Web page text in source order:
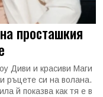
просташкия
Диви и красиви Маги
ръцете си на волана.
й показва как тя е в